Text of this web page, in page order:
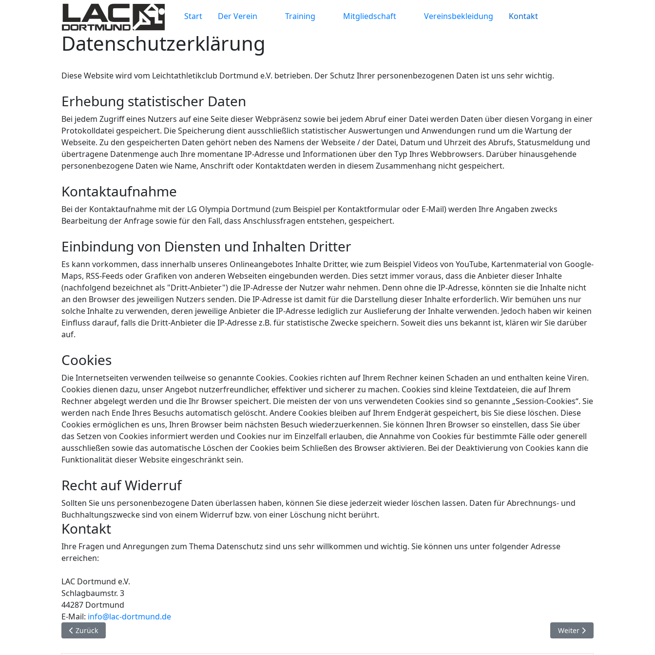
Start Der Verein Training Mitgliedschaft Vereinsbekleidung Kontakt
Datenschutzerklärung
Diese Website wird vom Leichtathletikclub Dortmund e.V. betrieben. Der Schutz Ihrer personenbezogenen Daten ist uns sehr wichtig.
Erhebung statistischer Daten
Bei jedem Zugriff eines Nutzers auf eine Seite dieser Webpräsenz sowie bei jedem Abruf einer Datei werden Daten über diesen Vorgang in einer
Protokolldatei gespeichert. Die Speicherung dient ausschließlich statistischer Auswertungen und Anwendungen rund um die Wartung der
Webseite. Zu den gespeicherten Daten gehört neben des Namens der Webseite / der Datei, Datum und Uhrzeit des Abrufs, Statusmeldung und
übertragene Datenmenge auch Ihre momentane IP-Adresse und Informationen über den Typ Ihres Webbrowsers. Darüber hinausgehende
personenbezogene Daten wie Name, Anschrift oder Kontaktdaten werden in diesem Zusammenhang nicht gespeichert.
Kontaktaufnahme
Bei der Kontaktaufnahme mit der LG Olympia Dortmund (zum Beispiel per Kontaktformular oder E-Mail) werden Ihre Angaben zwecks
Bearbeitung der Anfrage sowie für den Fall, dass Anschlussfragen entstehen, gespeichert.
Einbindung von Diensten und Inhalten Dritter
Es kann vorkommen, dass innerhalb unseres Onlineangebotes Inhalte Dritter, wie zum Beispiel Videos von YouTube, Kartenmaterial von Google-
Maps, RSS-Feeds oder Grafiken von anderen Webseiten eingebunden werden. Dies setzt immer voraus, dass die Anbieter dieser Inhalte
(nachfolgend bezeichnet als "Dritt-Anbieter") die IP-Adresse der Nutzer wahr nehmen. Denn ohne die IP-Adresse, könnten sie die Inhalte nicht
an den Browser des jeweiligen Nutzers senden. Die IP-Adresse ist damit für die Darstellung dieser Inhalte erforderlich. Wir bemühen uns nur
solche Inhalte zu verwenden, deren jeweilige Anbieter die IP-Adresse lediglich zur Auslieferung der Inhalte verwenden. Jedoch haben wir keinen
Einfluss darauf, falls die Dritt-Anbieter die IP-Adresse z.B. für statistische Zwecke speichern. Soweit dies uns bekannt ist, klären wir Sie darüber
auf.
Cookies
Die Internetseiten verwenden teilweise so genannte Cookies. Cookies richten auf Ihrem Rechner keinen Schaden an und enthalten keine Viren.
Cookies dienen dazu, unser Angebot nutzerfreundlicher, effektiver und sicherer zu machen. Cookies sind kleine Textdateien, die auf Ihrem
Rechner abgelegt werden und die Ihr Browser speichert. Die meisten der von uns verwendeten Cookies sind so genannte „Session-Cookies“. Sie
werden nach Ende Ihres Besuchs automatisch gelöscht. Andere Cookies bleiben auf Ihrem Endgerät gespeichert, bis Sie diese löschen. Diese
Cookies ermöglichen es uns, Ihren Browser beim nächsten Besuch wiederzuerkennen. Sie können Ihren Browser so einstellen, dass Sie über
das Setzen von Cookies informiert werden und Cookies nur im Einzelfall erlauben, die Annahme von Cookies für bestimmte Fälle oder generell
ausschließen sowie das automatische Löschen der Cookies beim Schließen des Browser aktivieren. Bei der Deaktivierung von Cookies kann die
Funktionalität dieser Website eingeschränkt sein.
Recht auf Widerruf
Sollten Sie uns personenbezogene Daten überlassen haben, können Sie diese jederzeit wieder löschen lassen. Daten für Abrechnungs- und
Buchhaltungszwecke sind von einem Widerruf bzw. von einer Löschung nicht berührt.
Kontakt
Ihre Fragen und Anregungen zum Thema Datenschutz sind uns sehr willkommen und wichtig. Sie können uns unter folgender Adresse
erreichen:
LAC Dortmund e.V.
Schlagbaumstr. 3
44287 Dortmund
E-Mail: info@lac-dortmund.de
Vorheriger Beitrag: Willkommen
Zurück Nächster Beitrag: Impressum
Weiter